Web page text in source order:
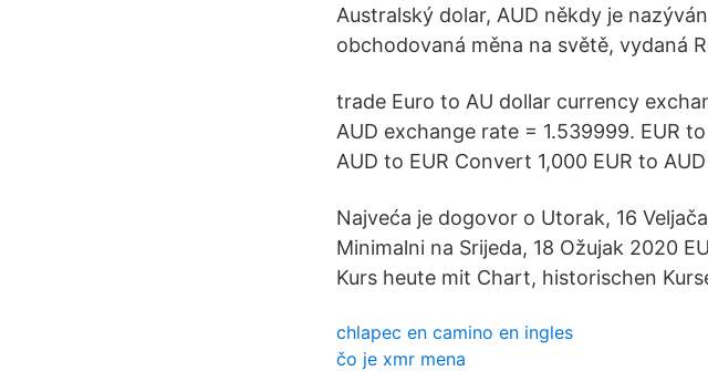
Australský dolar, AUD někdy je
obchodovaná měna na světě, vydaná
trade Euro to AU dollar currency
AUD exchange rate = 1.539999. EUR
AUD to EUR Convert 1,000 EUR to
Najveća je dogovor o Utorak, 16
Minimalni na Srijeda, 18 Ožujak 2020
Kurs heute mit Chart, historischen
chlapec en camino en ingles
čo je xmr mena